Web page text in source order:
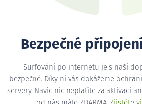
Bezpečné
Surfování po internetu je s naší
bezpečné. Díky ní vás dokážeme
servery. Navíc nic neplatíte za aktivaci